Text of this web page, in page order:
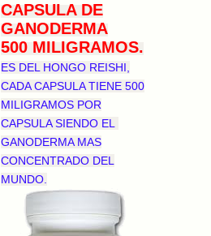
CAPSULA DE
GANODERMA
500 MILIGRAMOS.
ES DEL HONGO REISHI,
CADA CAPSULA TIENE 500
MILIGRAMOS POR
CAPSULA SIENDO EL
GANODERMA MAS
CONCENTRADO DEL
MUNDO.